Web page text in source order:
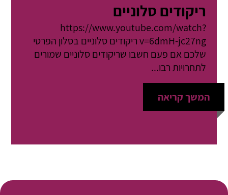
ריקודים סלוניים
https://www.youtube.com/watch?
v=6dmH-jc27ng ריקודים סלוניים בסלון הפרטי
שלכם אם פעם חשבו שריקודים סלוניים שמורים
לתחרויות רבו...
המשך קריאה